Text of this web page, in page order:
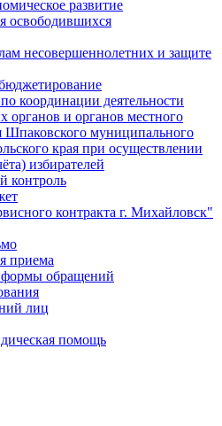
развитие
освободившихся
несовершеннолетних и защите
координации деятельности
органов и органов местного
Шпаковского муниципального
края при осуществлении
избирателей
контроль
контракта г. Михайловск"
приема
формы обращений
лиц
помощь